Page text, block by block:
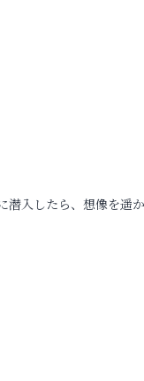
入したら、想像を遥